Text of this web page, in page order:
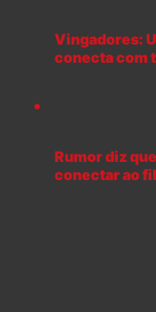
Vingadores:
conecta com
Rumor diz
conectar ao